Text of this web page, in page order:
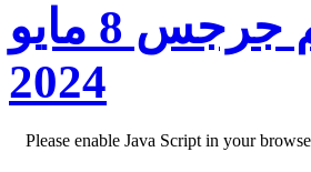
الله 4" ) مع ق د وجيد فهيم جرجس 8 مايو
2024
Please enable Java Script in your